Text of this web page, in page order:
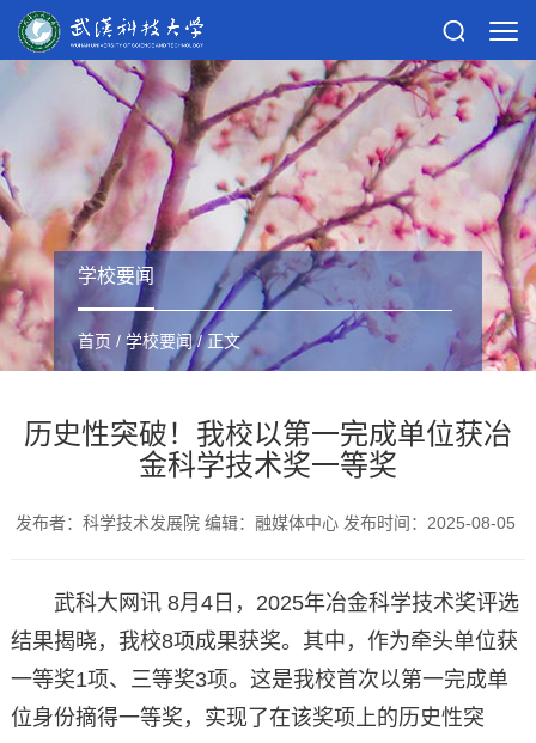
学校要闻
首页 / 学校要闻/ 正文
历史性突破！我校以第一完成单位获冶
金科学技术奖一等奖
发布者：科学技术发展院 编辑：融媒体中心 发布时间：2025-08-05
武科大网讯 8月4日，2025年冶金科学技术奖评选
结果揭晓，我校8项成果获奖。其中，作为牵头单位获
一等奖1项、三等奖3项。这是我校首次以第一完成单
位身份摘得一等奖，实现了在该奖项上的历史性突